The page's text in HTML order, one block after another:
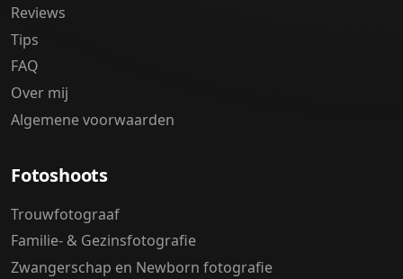
Reviews
Tips
FAQ
Over mij
Algemene voorwaarden
Fotoshoots
Trouwfotograaf
Familie- & Gezinsfotografie
Zwangerschap en Newborn fotografie